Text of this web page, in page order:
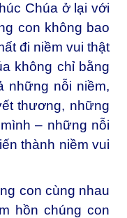
Chúa ở lại với
con không bao
đi niềm vui thật
không chỉ bằng
những nỗi niềm,
thương, những
– những nỗi
thành niềm vui
con cùng nhau
hồn chúng con